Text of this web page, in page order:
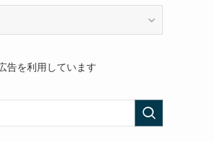
告を利用しています